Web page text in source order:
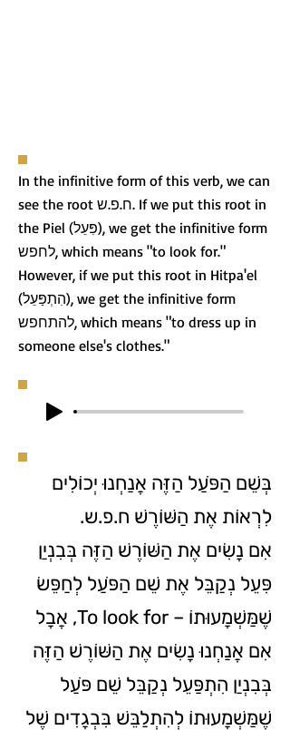
In the infinitive form of this verb, we can
see the root ח.פ.ש. If we put this root in
the Piel (פִּעֵל), we get the infinitive form
לחפש, which means "to look for."
However, if we put this root in Hitpa'el
(הִתְפַּעֵל), we get the infinitive form
להתחפש, which means "to dress up in
someone else's clothes."
בְּשֵׁם הַפֹּעַל הַזֶּה אֲנַחְנוּ יְכוֹלִים
לִרְאוֹת אֶת הַשּׁוֹרֶשׁ ח.פ.ש.
אִם נָשִׂים אֶת הַשּׁוֹרֶשׁ הַזֶּה בְּבִנְיַן
פִּעֵל נְקַבֵּל אֶת שֵׁם הַפֹּעַל לְחַפֵּשׂ
שֶׁמַּשְׁמָעוּתוֹ – To look for, אֲבָל
אִם אֲנַחְנוּ נָשִׂים אֶת הַשּׁוֹרֶשׁ הַזֶּה
בְּבִנְיַן הִתְפַּעֵל נְקַבֵּל שֵׁם פֹּעַל
שֶׁמַּשְׁמָעוּתוֹ לְהִתְלַבֵּשׁ בִּבְגָדִים שֶׁל